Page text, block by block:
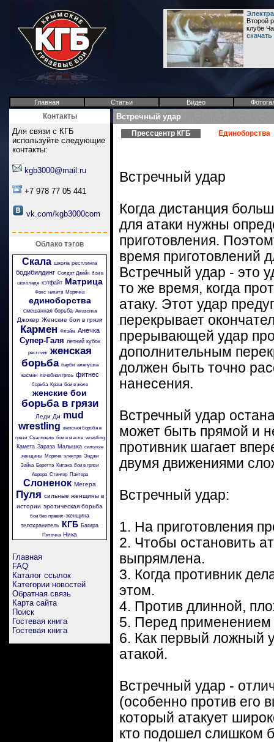
Второй
клубе
Главная Статьи Видео
Контакты
Для связи с КГБ
используйте следующие
контакты:
kgb3000@mail.ru
+7 978 77 05 441
vk.com/kgb3000com
Облако тэгов
Скала школа рестлинга
бодибилдинг Солдат Джейн бои в
шоколаде кэтфайт Матрица
Фокс никита Морячка
единоборства
смешанная борьба Амазонка
Джокер Женские бои в грязи
Кармен Флэйм Анечка
Супер-Галя летний кубок
рестлинг женская
борьба барби аленушка
жасмин лечебная грязь фитнес
борьба Крэш бои в желе
женские бои
борьба в грязи
Леди Ди mud
wrestling женская борьба в
грязи Скальпель бои в масле wrestling
Камета Зараза Малышка сильные
женщины
Моряча электра Энджи
Зайка Беретта Китана бои в грязи
Аврора Стингер Пантера
Слоненок Мегера
Пуля сильные женщины в
истории эротическая борьба
бои без правил женщина
телохранитель КГБ Багира
Пяточка Ника
Главная
FAQ
Каталог ссылок
Категории новостей
Обратная связь
Карта сайта
Поиск
Гостевая книга
Гостевая книга
Встречный удар
Прессцентр КГБ Единоборства
Встречный удар
Когда дистанция
для атаки нужны
приготовления.
время приготовлений
Встречный удар - это
то же время, когда
атаку. Этот удар
перекрывает
прерывающей удар
дополнительным
должен быть точно
нанесения.
Встречный удар
может быть прямой и
противник шагает
двумя движениями
Встречный удар:
1. На приготовления
2. Чтобы остановить
выпрямлена.
3. Когда противник
этом.
4. Против длинной,
5. Перед
6. Как первый ложный
атакой.
Встречный удар -
(особенно против его
который атакует
кто подошел слишком